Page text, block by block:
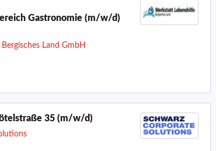
Gastronomie (m/w/d)
Land GmbH
35 (m/w/d)